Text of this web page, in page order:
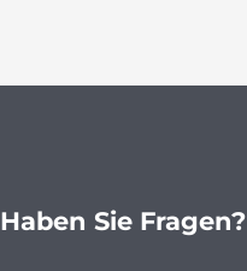
Haben Sie Fragen?